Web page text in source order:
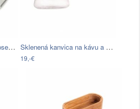
Biela doska s cedidlom Joseph Joseph… Sklenená kanvica na kávu a čaj s…
19,-€